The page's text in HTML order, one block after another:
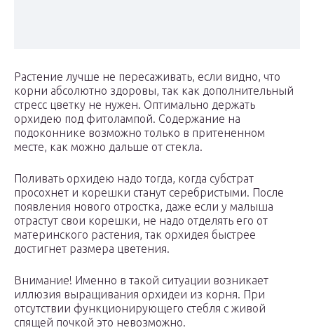
Растение лучше не пересаживать, если видно, что
корни абсолютно здоровы, так как дополнительный
стресс цветку не нужен. Оптимально держать
орхидею под фитолампой. Содержание на
подоконнике возможно только в притененном
месте, как можно дальше от стекла.
Поливать орхидею надо тогда, когда субстрат
просохнет и корешки станут серебристыми. После
появления нового отростка, даже если у малыша
отрастут свои корешки, не надо отделять его от
материнского растения, так орхидея быстрее
достигнет размера цветения.
Внимание! Именно в такой ситуации возникает
иллюзия выращивания орхидеи из корня. При
отсутствии функционирующего стебля с живой
спящей почкой это невозможно.